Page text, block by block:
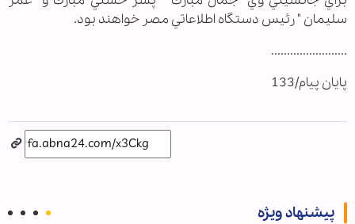
سليمان " رئيس دستگاه اطلاعاتي مصر خواهند بود.
........................
پایان پیام/133
پیشنهاد ویژه